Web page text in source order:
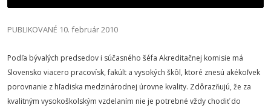
PUBLIKOVANÉ 10. február 2010
Podľa bývalých predsedov i súčasného šéfa Akreditačnej komisie má
Slovensko viacero pracovísk, fakúlt a vysokých škôl, ktoré znesú akékoľvek
porovnanie z hľadiska medzinárodnej úrovne kvality. Zdôrazňujú, že za
kvalitným vysokoškolským vzdelaním nie je potrebné vždy chodiť do